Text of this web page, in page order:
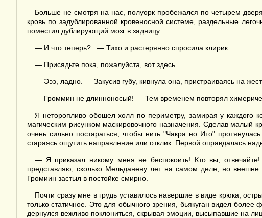
Больше не смотря на нас, полуорк пробежался по четырем
кровь по задублированной кровеносной системе, раздельные
поместил дублирующий мозг в задницу.
— И что теперь?.. — Тихо и растерянно спросила клирик.
— Присядьте пока, пожалуйста, вот здесь.
— Эээ, ладно. — Закусив губу, кивнула она, пристраиваясь на
— Громмин не длинноносый! — Тем временем повторял
Я неторопливо обошел холл по периметру, замирая у каждого
магическим рисунком маскировочного назначения. Сделав малый
очень сильно постараться, чтобы нить "Чакра но Ито"
стараясь ощутить направление или отклик. Первой оправдалась
— Я приказал никому меня не беспокоить! Кто вы,
представляю, сколько Мельданену лет на самом деле, но
Громиин застыл в постойке смирно.
Почти сразу мне в грудь уставилось навершие в виде крюка,
только статичное. Это для обычного зрения, бьякуган видел
дернулся вежливо поклониться, скрывая эмоции, высыпавшие на